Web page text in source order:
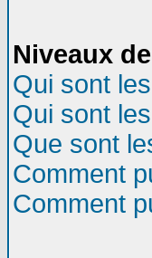
Niveaux
Qui sont
Qui sont
Que sont
Comment
Comment